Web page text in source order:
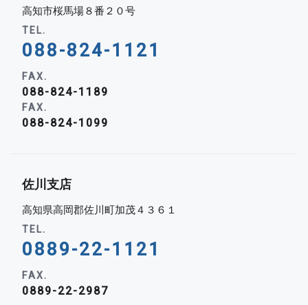
高知市桜馬場８番２０号
TEL.
088-824-1121
FAX.
088-824-1189
FAX.
088-824-1099
佐川支店
高知県高岡郡佐川町加茂４３６１
TEL.
0889-22-1121
FAX.
0889-22-2987